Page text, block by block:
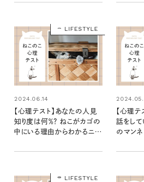
LIFESTYLE
2024.06.14
【心理テスト】あなたの人見
知り度は何％？ ねこがカゴの
中にいる理由からわかるニ
【心理
話をして
のマン
LIFESTYLE